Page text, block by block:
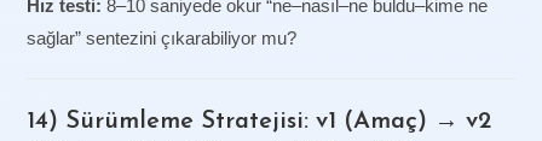
Hız testi: 8–10 saniyede okur “ne–nasıl–ne buldu–kime ne
sağlar” sentezini çıkarabiliyor mu?
14) Sürümleme Stratejisi: v1 (Amaç) → v2